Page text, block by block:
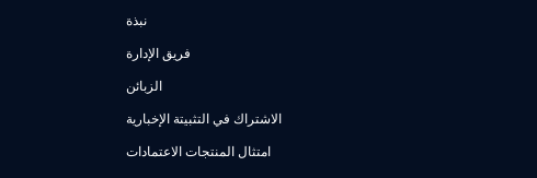
نبذة
فريق الإدارة
الزبائن
الاشتراك في التثبيتة الإخبارية
امتثال المنتجات الاعتمادات